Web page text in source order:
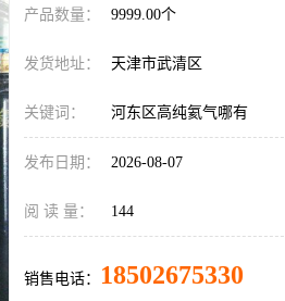
产品数量： 9999.00个
发货地址： 天津市武清区
关键词： 河东区高纯氦气哪有
发布日期： 2026-08-07
阅 读 量： 144
销售电话： 18502675330